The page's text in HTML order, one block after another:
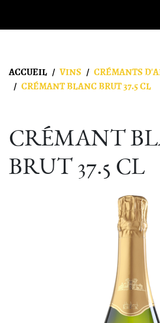
ACCUEIL VINS
CRÉMANTS
CRÉMANT BLANC BRUT 37.5 CL
CRÉMANT
BRUT 37.5 CL